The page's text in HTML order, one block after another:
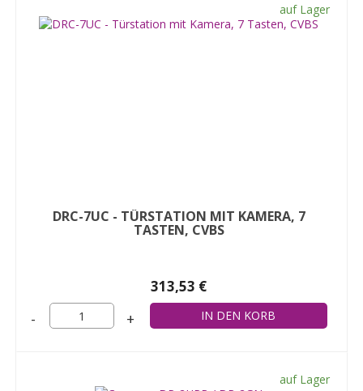
auf Lager
DRC-7UC - TÜRSTATION MIT KAMERA, 7
TASTEN, CVBS
313,53 €
- +
auf Lager